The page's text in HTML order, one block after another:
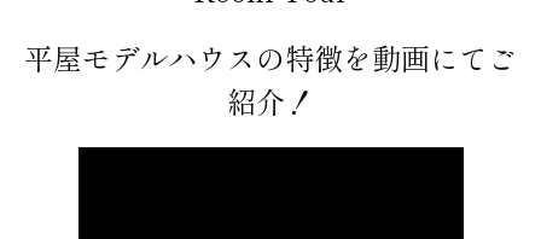
平屋モデルハウスの特徴を動画にてご
紹介！